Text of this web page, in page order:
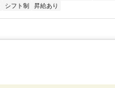
シフト制 昇給あり